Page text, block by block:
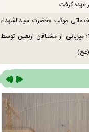
عهده گرفت
موکب «حضرت سیدالشهداء
(ع)» در عمود ۷۷۴؛ میزبانی از مشتاقان اربعین توسط